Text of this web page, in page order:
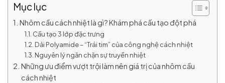
Mục lục
Nhôm cầu cách nhiệt là gì? Khám phá cấu tạo đột phá
Cấu tạo 3 lớp đặc trưng
Dải Polyamide – “Trái tim” của công nghệ cách nhiệt
Nguyên lý ngăn chặn sự truyền nhiệt
Những ưu điểm vượt trội làm nên giá trị của nhôm cầu
cách nhiệt